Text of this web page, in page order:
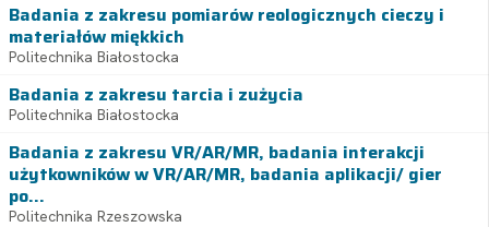
Badania z zakresu pomiarów reologicznych cieczy i
materiałów miękkich
Politechnika Białostocka
Badania z zakresu tarcia i zużycia
Politechnika Białostocka
Badania z zakresu VR/AR/MR, badania interakcji
użytkowników w VR/AR/MR, badania aplikacji/ gier
po...
Politechnika Rzeszowska